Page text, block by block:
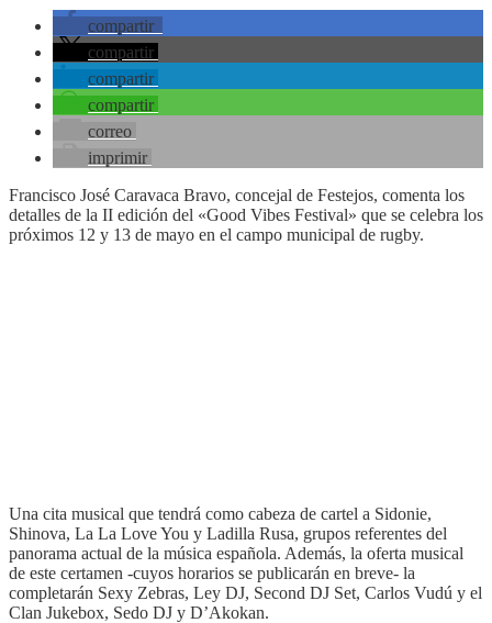
compartir
compartir
compartir
compartir
correo
imprimir
Francisco José Caravaca Bravo, concejal de Festejos, comenta los
detalles de la II edición del «Good Vibes Festival» que se celebra los
próximos 12 y 13 de mayo en el campo municipal de rugby.
Una cita musical que tendrá como cabeza de cartel a Sidonie,
Shinova, La La Love You y Ladilla Rusa, grupos referentes del
panorama actual de la música española. Además, la oferta musical
de este certamen -cuyos horarios se publicarán en breve- la
completarán Sexy Zebras, Ley DJ, Second DJ Set, Carlos Vudú y el
Clan Jukebox, Sedo DJ y D’Akokan.